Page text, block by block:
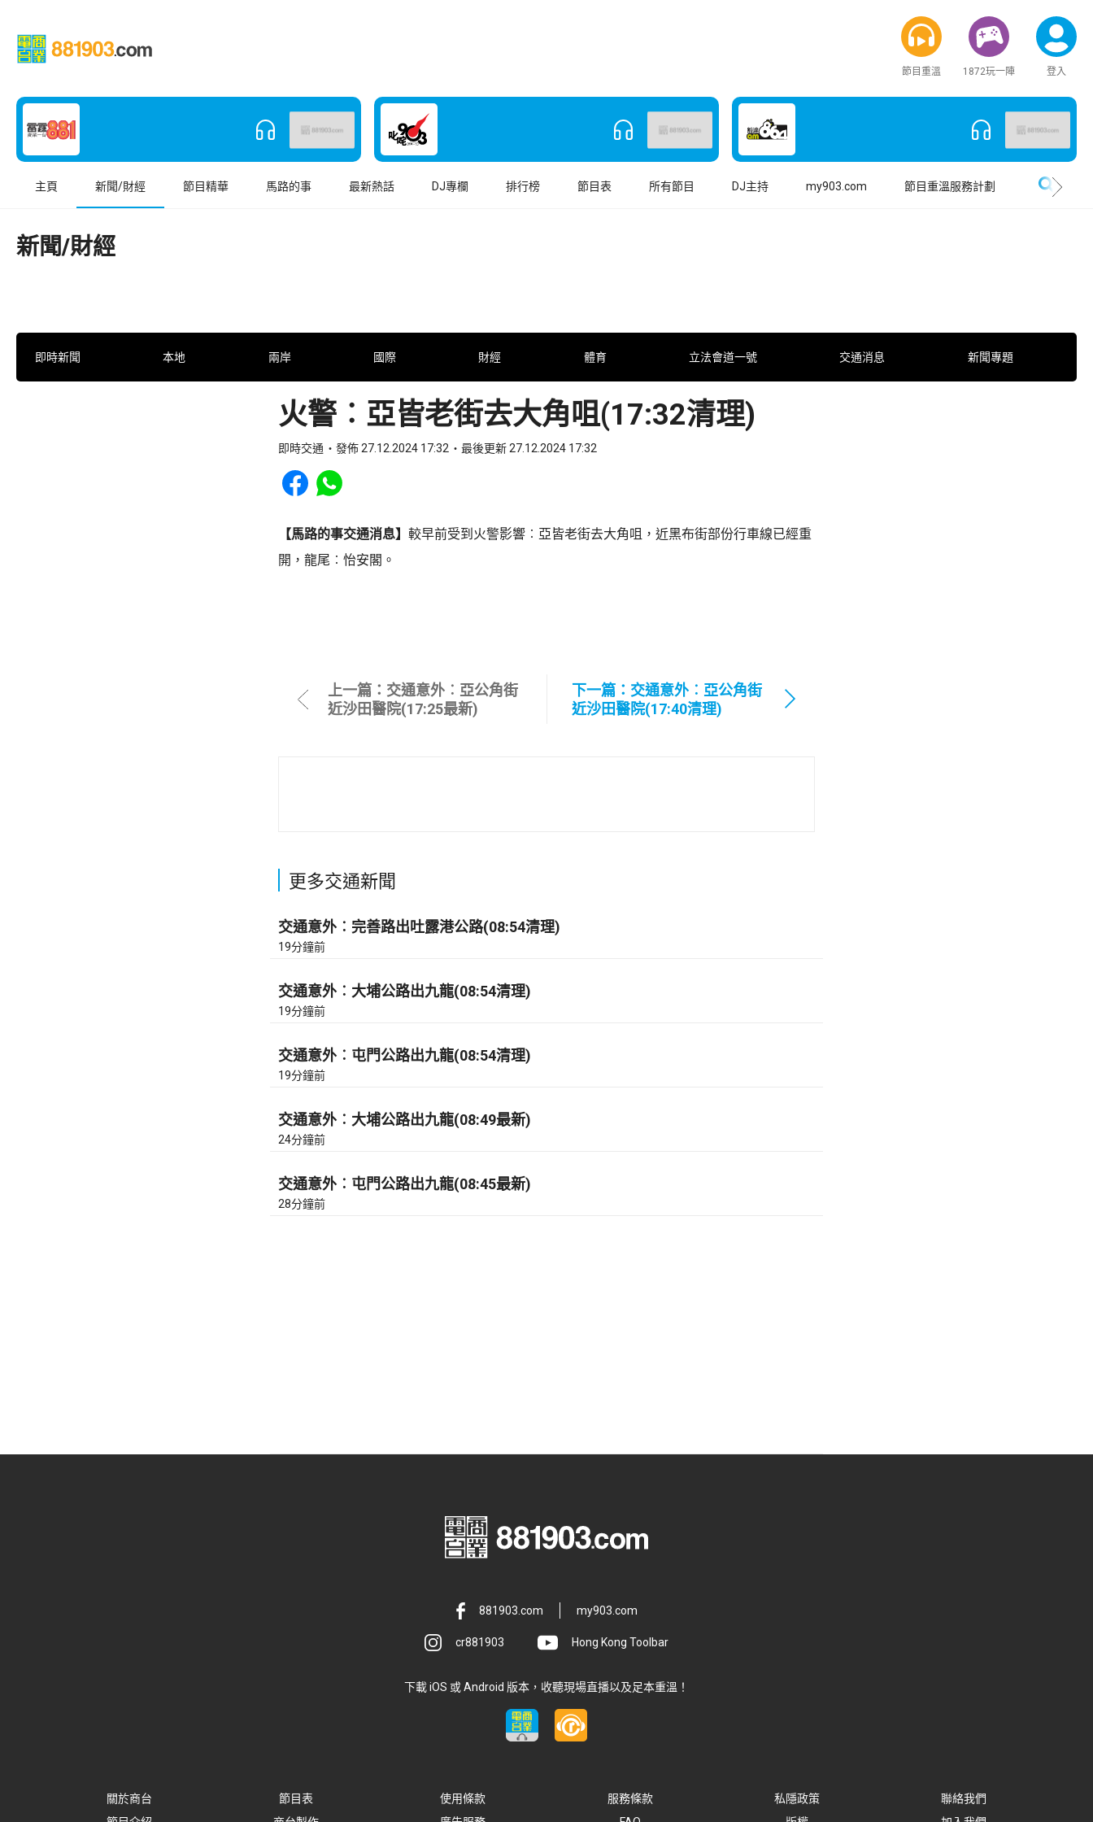
節目重溫 1872玩一陣 登入
主頁 新聞/財經 節目精華 馬路的事 最新熱話 DJ專欄 排行榜 節目表 所有節目 DJ主持 my903.com 節目重溫服務計劃
新聞/財經
即時新聞 本地 兩岸 國際 財經 體育 立法會道一號 交通消息 新聞專題
火警︰亞皆老街去大角咀(17:32清理)
即時交通 發佈 27.12.2024 17:32 最後更新 27.12.2024 17:32
Share to Facebook
Share to WhatsApp
【馬路的事交通消息】 較早前受到火警影響︰亞皆老街去大角咀，近黑布街部份行車線已經重
開，龍尾︰怡安閣。
上一篇：交通意外︰亞公角街
近沙田醫院(17:25最新)
下一篇：交通意外︰亞公角街
近沙田醫院(17:40清理)
更多交通新聞
交通意外︰完善路出吐露港公路(08:54清理)
19分鐘前
交通意外︰大埔公路出九龍(08:54清理)
19分鐘前
交通意外︰屯門公路出九龍(08:54清理)
19分鐘前
交通意外︰大埔公路出九龍(08:49最新)
24分鐘前
交通意外︰屯門公路出九龍(08:45最新)
28分鐘前
881903.com my903.com
cr881903 Hong Kong Toolbar
下載 iOS 或 Android 版本，收聽現場直播以及足本重溫！
關於商台 節目表 使用條款 服務條款 私隱政策
聯絡我們